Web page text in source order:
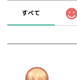
すべて